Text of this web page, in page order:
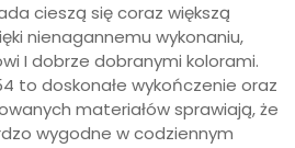
cieszą się coraz większą
nienagannemu wykonaniu,
I dobrze dobranymi kolorami.
54 to doskonałe wykończenie oraz
materiałów sprawiają, że
wygodne w codziennym